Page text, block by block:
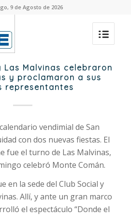
9 de Agosto de 2026
Las Malvinas celebraron
y proclamaron a sus
representantes
vendimial de San
con dos nuevas fiestas. El
fue el turno de Las Malvinas,
celebró Monte Comán.
en la sede del Club Social y
Allí, y ante un gran marco
el espectáculo “Donde el